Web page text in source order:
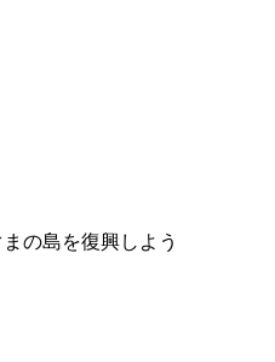
の島を復興しよう